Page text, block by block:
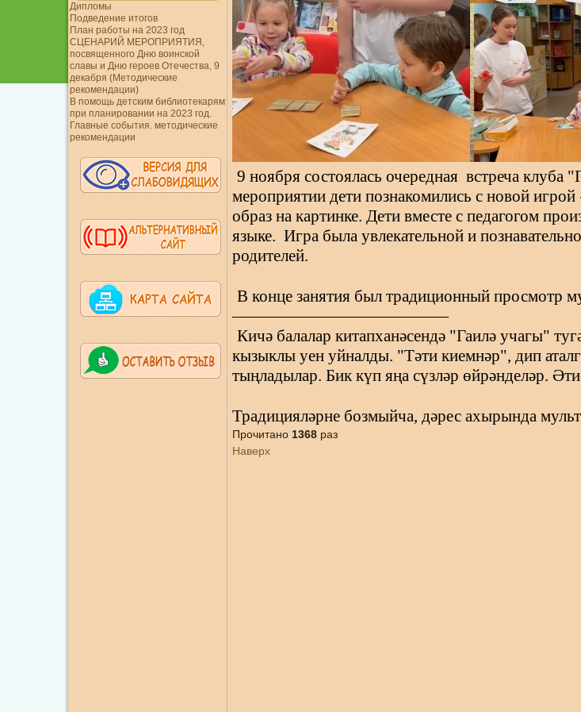
Дипломы
Подведение итогов
План работы на 2023 год
СЦЕНАРИЙ МЕРОПРИЯТИЯ,
посвященного Дню воинской
славы и Дню героев Отечества, 9
декабря (Методические
рекомендации)
В помощь детским библиотекарям
при планировании на 2023 год.
Главные события. методические
рекомендации
9 ноября состоялась очередная встреча клуба
мероприятии дети познакомились с новой
образ на картинке. Дети вместе с педагогом
языке. Игра была увлекательной и
родителей.
В конце занятия был традиционный просмотр
—————————————
Кичә балалар китапханәсендә "Гаилә учагы"
кызыклы уен уйналды. "Тәти киемнәр", дип
тыңладылар. Бик күп яңа сүзләр өйрәнделәр.
Традицияләрне бозмыйча, дәрес ахырында
Прочитано 1368раз
Наверх